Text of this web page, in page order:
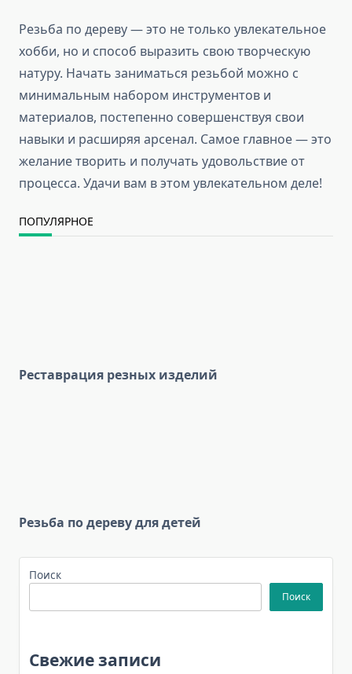
Резьба по дереву — это не только увлекательное
хобби, но и способ выразить свою творческую
натуру. Начать заниматься резьбой можно с
минимальным набором инструментов и
материалов, постепенно совершенствуя свои
навыки и расширяя арсенал. Самое главное — это
желание творить и получать удовольствие от
процесса. Удачи вам в этом увлекательном деле!
ПОПУЛЯРНОЕ
Реставрация резных изделий
Резьба по дереву для детей
Поиск
Поиск
Свежие записи